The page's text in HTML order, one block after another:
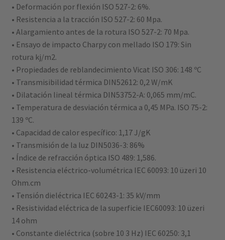
• Deformación por flexión ISO 527-2: 6%.
• Resistencia a la tracción ISO 527-2: 60 Mpa.
• Alargamiento antes de la rotura ISO 527-2: 70 Mpa.
• Ensayo de impacto Charpy con mellado ISO 179: Sin
rotura kj/m2.
• Propiedades de reblandecimiento Vicat ISO 306: 148 ºC
• Transmisibilidad térmica DIN52612: 0,2 W/mK
• Dilatación lineal térmica DIN53752-A: 0,065 mm/mC.
• Temperatura de desviación térmica a 0,45 MPa. ISO 75-2:
139 ºC.
• Capacidad de calor específico: 1,17 J/gK
• Transmisión de la luz DIN5036-3: 86%
• Índice de refracción óptica ISO 489: 1,586.
• Resistencia eléctrico-volumétrica IEC 60093: 10 üzeri 10
Ohm.cm
• Tensión dieléctrica IEC 60243-1: 35 kV/mm
• Resistividad eléctrica de la superficie IEC60093: 10 üzeri
14 ohm
• Constante dieléctrica (sobre 10 3 Hz) IEC 60250: 3,1